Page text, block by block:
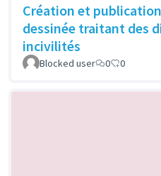
Création et
dessinée traitant des
incivilités
Blocked user 0 0